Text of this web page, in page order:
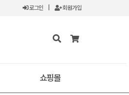
로그인 회원가입
쇼핑몰